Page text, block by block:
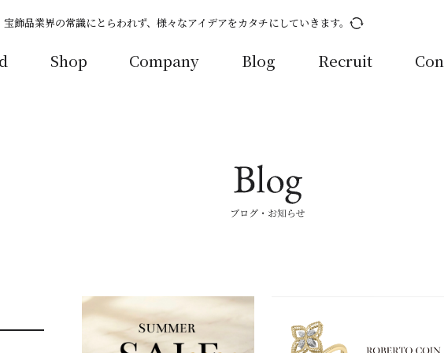
飾品業界の常識にとらわれず、様々なアイデアをカタチにしていきます。
Shop Company Blog Recruit